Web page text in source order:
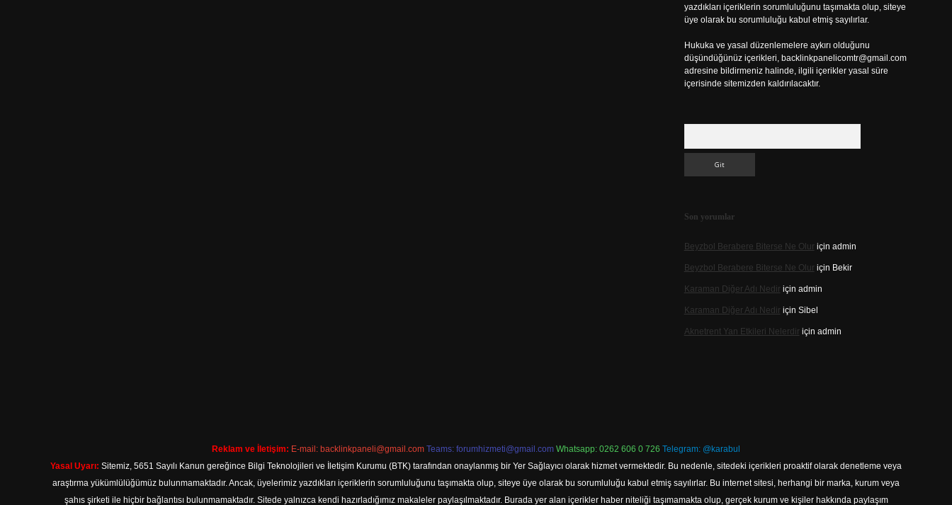
yazdıkları içeriklerin sorumluluğunu taşımakta olup, siteye
üye olarak bu sorumluluğu kabul etmiş sayılırlar.
Hukuka ve yasal düzenlemelere aykırı olduğunu
düşündüğünüz içerikleri, backlinkpanelicomtr@gmail.com
adresine bildirmeniz halinde, ilgili içerikler yasal süre
içerisinde sitemizden kaldırılacaktır.
Son yorumlar
Beyzbol Berabere Biterse Ne Oluriçin admin
Beyzbol Berabere Biterse Ne Oluriçin Bekir
Karaman Diğer Adı Nediriçin admin
Karaman Diğer Adı Nediriçin Sibel
Aknetrent Yan Etkileri Nelerdiriçin admin
Reklam ve İletişim: E-mail: backlinkpaneli@gmail.com Teams: forumhizmeti@gmail.com Whatsapp: 0262 606 0 726 Telegram: @karabul
Yasal Uyarı: Sitemiz, 5651 Sayılı Kanun gereğince Bilgi Teknolojileri ve İletişim Kurumu (BTK) tarafından onaylanmış bir Yer Sağlayıcı olarak hizmet vermektedir. Bu nedenle, sitedeki içerikleri proaktif olarak denetleme veya
araştırma yükümlülüğümüz bulunmamaktadır. Ancak, üyelerimiz yazdıkları içeriklerin sorumluluğunu taşımakta olup, siteye üye olarak bu sorumluluğu kabul etmiş sayılırlar. Bu internet sitesi, herhangi bir marka, kurum veya
şahıs şirketi ile hiçbir bağlantısı bulunmamaktadır. Sitede yalnızca kendi hazırladığımız makaleler paylaşılmaktadır. Burada yer alan içerikler haber niteliği taşımamakta olup, gerçek kurum ve kişiler hakkında paylaşım